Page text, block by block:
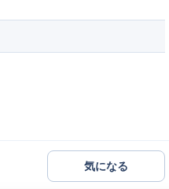
気になる